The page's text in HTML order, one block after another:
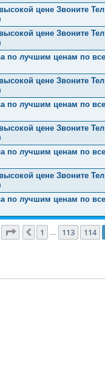
цене Звоните
цене Звоните
по лучшим ценам по
цене Звоните
по лучшим ценам по
цене Звоните
по лучшим ценам по
цене Звоните
по лучшим ценам по
Страница 115из 816
Пред.
1 113 114